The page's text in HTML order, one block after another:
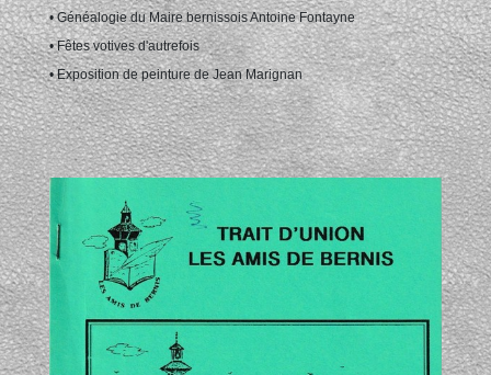
• Généalogie du Maire bernissois Antoine Fontayne
• Fêtes votives d'autrefois
• Exposition de peinture de Jean Marignan